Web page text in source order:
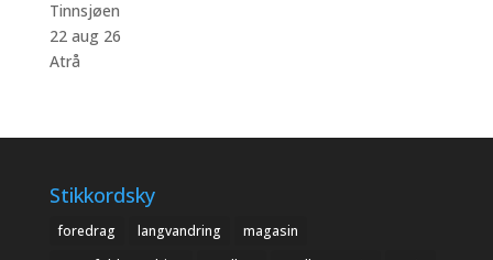
Tinnsjøen
22 aug 26
Atrå
Stikkordsky
foredrag langvandring
magasin